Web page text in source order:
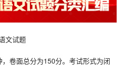
文试题
卷面总分为150分。考试形式为闭